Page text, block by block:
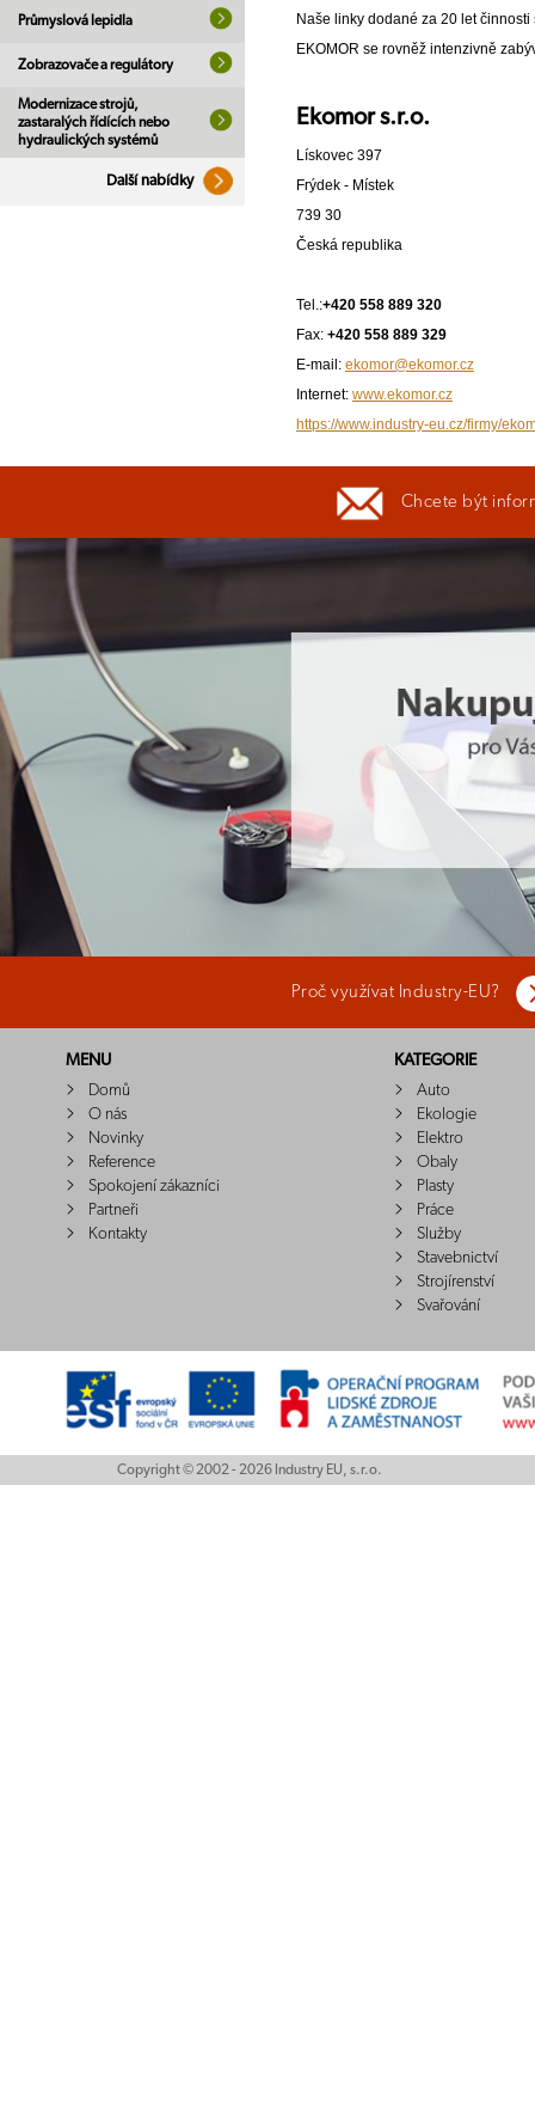
Průmyslová lepidla
Zobrazovače a regulátory
Modernizace strojů,
zastaralých řídících nebo
hydraulických systémů
Další nabídky
Naše linky dodané za 20 let
EKOMOR se rovněž intenzivně
Ekomor s.r.o.
Lískovec 397
Frýdek - Místek
739 30
Česká republika
Tel.:+420 558 889 320
Fax: +420 558 889 329
E-mail: ekomor@ekomor.cz
Internet: www.ekomor.cz
https://www.industry-eu.cz/firmy/
Chcete být
Proč využívat Industry-EU?
MENU
Domů
O nás
Novinky
Reference
Spokojení zákazníci
Partneři
Kontakty
KATEGORIE
Auto
Ekologie
Elektro
Obaly
Plasty
Práce
Služby
Stavebnictví
Strojírenství
Svařování
Copyright © 2002 - 2026 Industry EU, s.r.o.